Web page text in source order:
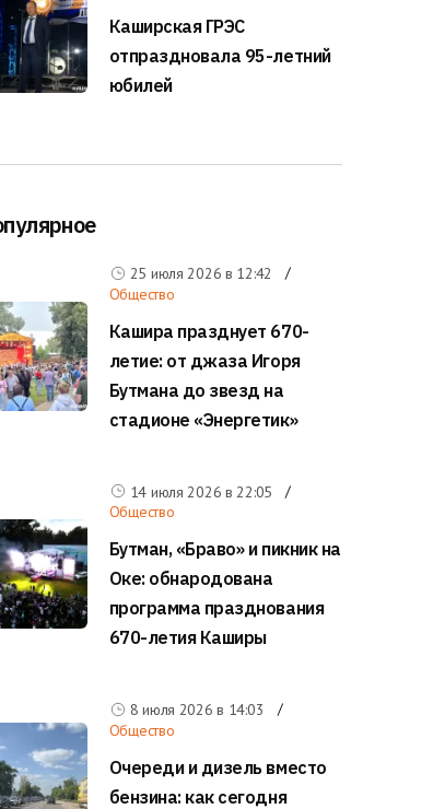
Каширская ГРЭС
отпраздновала 95-летний
юбилей
25 июля 2026 в 12:42
Общество
Кашира празднует 670-
летие: от джаза Игоря
Бутмана до звезд на
стадионе «Энергетик»
14 июля 2026 в 22:05
Общество
Бутман, «Браво» и пикник на
Оке: обнародована
программа празднования
670-летия Каширы
8 июля 2026 в 14:03
Общество
Очереди и дизель вместо
бензина: как сегодня